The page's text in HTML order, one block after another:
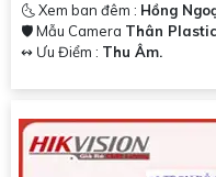
🌜 Xem ban đêm : Hồng
🛡 Mẫu Camera Thân
️↭ Ưu Điểm : Thu Âm.